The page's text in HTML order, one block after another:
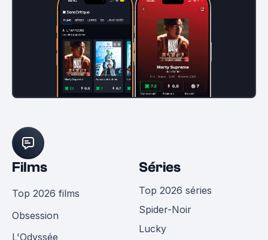
Films
Top 2026 films
Obsession
L'Odyssée
Séries
Top 2026 séries
Spider-Noir
Lucky